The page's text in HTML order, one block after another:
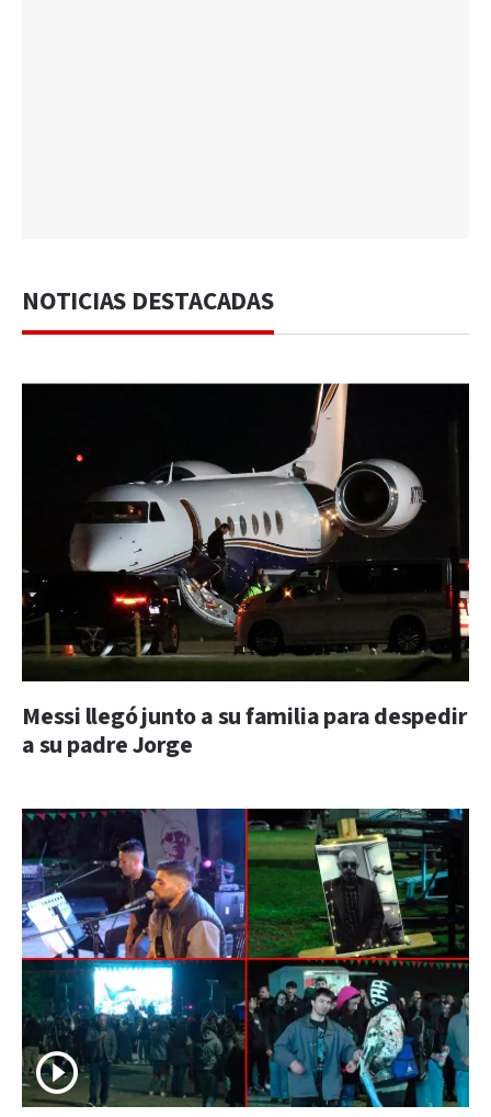
NOTICIAS DESTACADAS
Messi llegó junto a su familia para despedir
a su padre Jorge